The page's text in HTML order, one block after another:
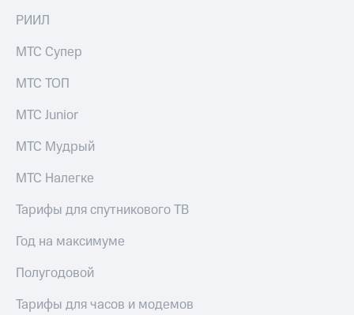
Описание
Еврооблигации-2023
Уведомление
погашении
облигаций
Реквизиты
развитие
На главную
РИИЛ
МТС Супер
МТС ТОП
МТС Junior
МТС Мудрый
МТС Налегке
Тарифы для спутникового ТВ
Год на максимуме
Полугодовой
Тарифы для часов и модемов